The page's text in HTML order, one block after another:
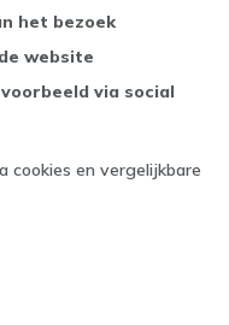
het bezoek
website
via social
cookies en vergelijkbare